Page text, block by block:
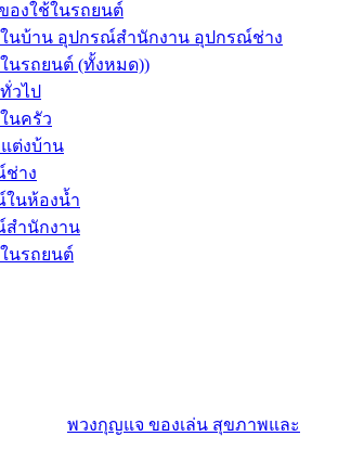
องใช้ในรถยนต์
นบ้าน อุปกรณ์สำนักงาน อุปกรณ์ช่าง
นรถยนต์ (ทั้งหมด))
วไป
นครัว
ต่งบ้าน
าง
นห้องน้ำ
ำนักงาน
นรถยนต์
พวงกุญแจ ของเล่น สุขภาพและ